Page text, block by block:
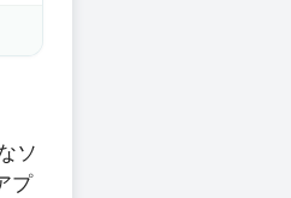
ソ
プ